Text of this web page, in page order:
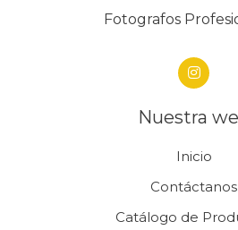
Fotografos
Nuestra
Inicio
Contáctanos
Catálogo de